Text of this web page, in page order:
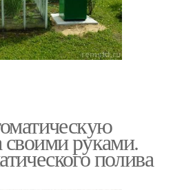
своими руками.
полива